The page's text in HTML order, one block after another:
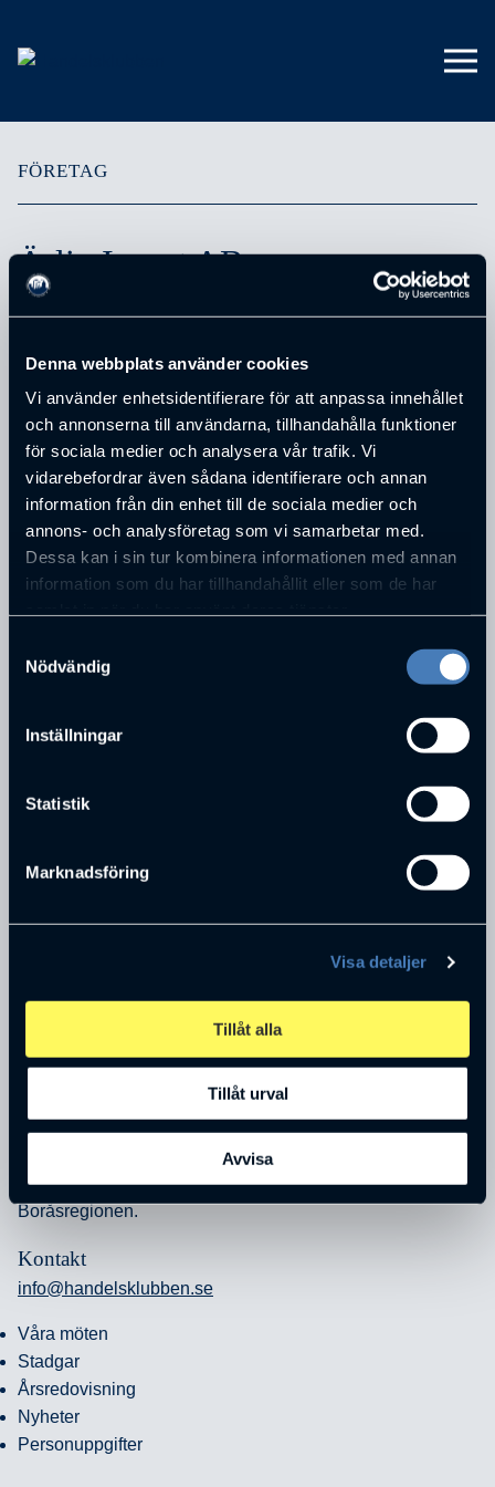
Denna webbplats använder cookies
Vi använder enhetsidentifierare för att anpassa innehållet
och annonserna till användarna, tillhandahålla funktioner
för sociala medier och analysera vår trafik. Vi
vidarebefordrar även sådana identifierare och annan
information från din enhet till de sociala medier och
annons- och analysföretag som vi samarbetar med.
Dessa kan i sin tur kombinera informationen med annan
information som du har tillhandahållit eller som de har
Nödvändig
Inställningar
Statistik
Marknadsföring
Visa detaljer
Tillåt alla
Tillåt urval
Avvisa
FÖRETAG
Ärlig Invest AB
Ljunghedavägen 7
Niklas Nilsson
Borås industri- och handelsklubb är ett nätverk som ska
främja samarbete, förkovran och affärer mellan företagare i
Boråsregionen.
Kontakt
info@handelsklubben.se
Våra möten
Stadgar
Årsredovisning
Nyheter
Personuppgifter